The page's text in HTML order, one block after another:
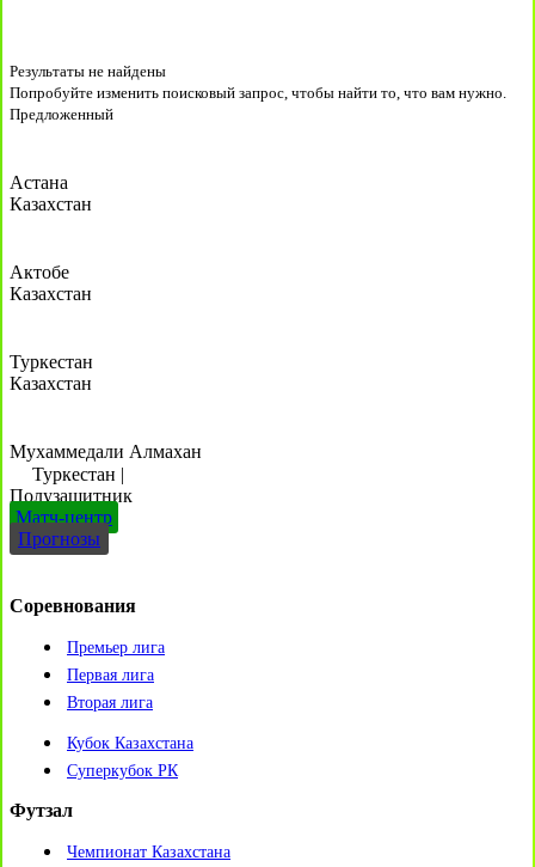
Результаты не найдены
Попробуйте изменить поисковый запрос, чтобы найти то, что вам нужно.
Предложенный
Астана
Казахстан
Актобе
Казахстан
Туркестан
Казахстан
Мухаммедали Алмахан
Туркестан |
Полузащитник
Матч-центр
Прогнозы
Соревнования
Премьер лига
Первая лига
Вторая лига
Кубок Казахстана
Суперкубок РК
Футзал
Чемпионат Казахстана